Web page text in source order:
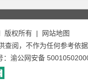
版权所有 |
网站地图
阅，不作为任何参考依据
渝公网安备